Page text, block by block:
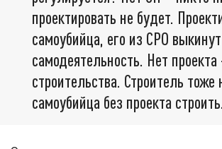
проектировать не будет.
самоубийца, его из СРО
самодеятельность. Нет проекта
строительства. Строитель тоже
самоубийца без проекта